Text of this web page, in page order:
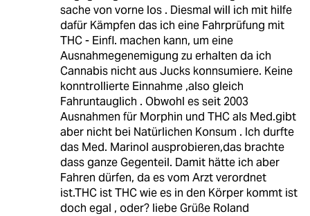
sache von vorne los . Diesmal will ich mit hilfe
dafür Kämpfen das ich eine Fahrprüfung mit
THC - Einfl. machen kann, um eine
Ausnahmegenemigung zu erhalten da ich
Cannabis nicht aus Jucks konnsumiere. Keine
konntrollierte Einnahme ,also gleich
Fahruntauglich . Obwohl es seit 2003
Ausnahmen für Morphin und THC als Med.gibt
aber nicht bei Natürlichen Konsum . Ich durfte
das Med. Marinol ausprobieren,das brachte
dass ganze Gegenteil. Damit hätte ich aber
Fahren dürfen, da es vom Arzt verordnet
ist.THC ist THC wie es in den Körper kommt ist
doch egal , oder? liebe Grüße Roland